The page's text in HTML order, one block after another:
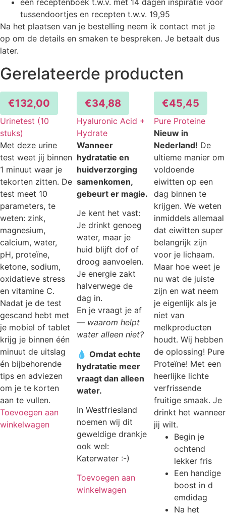
een receptenboek t.w.v. met 14 dagen inspiratie voor
tussendoortjes en recepten t.w.v. 19,95
Na het plaatsen van je bestelling neem ik contact met je
op om de details en smaken te bespreken. Je betaalt dus
later.
Gerelateerde producten
€132,00
Urinetest (10
stuks)
Met deze urine
test weet jij binnen
1 minuut waar je
tekorten zitten. De
test meet 10
parameters, te
weten: zink,
magnesium,
calcium, water,
pH, proteïne,
ketone, sodium,
oxidatieve stress
en vitamine C.
Nadat je de test
gescand hebt met
je mobiel of tablet
krijg je binnen één
minuut de uitslag
én bijbehorende
tips en adviezen
om je te korten
aan te vullen.
Toevoegen aan
winkelwagen
€34,88
Hyaluronic Acid +
Hydrate
Wanneer
hydratatie en
huidverzorging
samenkomen,
gebeurt er magie.
Je kent het vast:
Je drinkt genoeg
water, maar je
huid blijft dof of
droog aanvoelen.
Je energie zakt
halverwege de
dag in.
En je vraagt je af
— waarom helpt
water alleen niet?
💧Omdat echte
hydratatie meer
vraagt dan alleen
water.
In Westfriesland
noemen wij dit
geweldige drankje
ook wel:
Katerwater :-)
Toevoegen aan
winkelwagen
€45,45
Pure Proteine
Nieuw in
Nederland! De
ultieme manier om
voldoende
eiwitten op een
dag binnen te
krijgen. We weten
inmiddels allemaal
dat eiwitten super
belangrijk zijn
voor je lichaam.
Maar hoe weet je
nu wat de juiste
zijn en wat neem
je eigenlijk als je
niet van
melkproducten
houdt. Wij hebben
de oplossing! Pure
Proteïne! Met een
heerlijke lichte
verfrissende
fruitige smaak. Je
drinkt het wanneer
jij wilt.
Begin je
ochtend
lekker fris
Een handige
boost in d
emdidag
Na het